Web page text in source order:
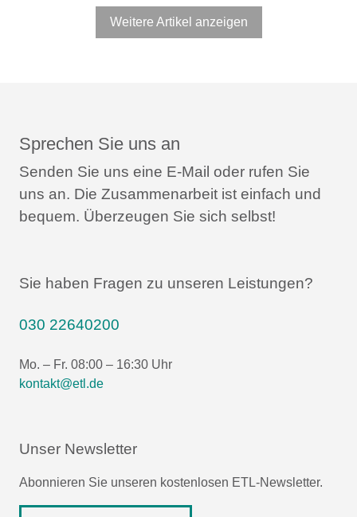
Weitere Artikel anzeigen
Sprechen Sie uns an
Senden Sie uns eine E-Mail oder rufen Sie
uns an. Die Zusammenarbeit ist einfach und
bequem. Überzeugen Sie sich selbst!
Sie haben Fragen zu unseren Leistungen?
030 22640200
Mo. – Fr. 08:00 – 16:30 Uhr
kontakt@etl.de
Unser Newsletter
Abonnieren Sie unseren kostenlosen ETL-Newsletter.